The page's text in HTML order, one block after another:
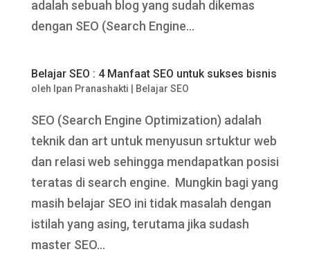
adalah sebuah blog yang sudah dikemas
dengan SEO (Search Engine...
Belajar SEO : 4 Manfaat SEO untuk sukses bisnis
oleh Ipan Pranashakti Belajar SEO
SEO (Search Engine Optimization) adalah
teknik dan art untuk menyusun srtuktur web
dan relasi web sehingga mendapatkan posisi
teratas di search engine. Mungkin bagi yang
masih belajar SEO ini tidak masalah dengan
istilah yang asing, terutama jika sudash
master SEO...